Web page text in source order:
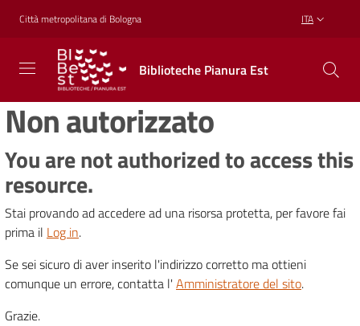
Vai al contenuto
Vai alla navigazione
Vai al footer
Città metropolitana di Bologna ITA
Biblioteche Pianura Est
Biblioteche
Pianura
Est
CONOSCERE,
CREARE,
Biblioteche
Cosa
offriamo
Non autorizzato
You are not authorized to access this
resource.
Stai provando ad accedere ad una risorsa protetta, per favore fai
prima il Log in.
Se sei sicuro di aver inserito l'indirizzo corretto ma ottieni
comunque un errore, contatta l' Amministratore del sito.
Grazie.